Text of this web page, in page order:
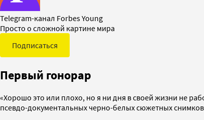
Telegram-канал Forbes Young
Просто о сложной картине мира
Подписаться
Первый гонорар
«Хорошо это или плохо, но я ни дня в своей жизни не
псевдо-документальных черно-белых сюжетных